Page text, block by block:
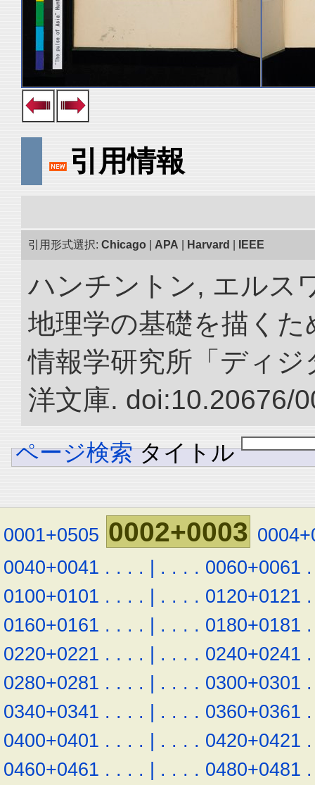
引用情報
引用形式選択: Chicago APA Harvard IEEE
ハンチントン, エルス
地理学の基礎を描くた
情報学研究所「ディ
洋文庫. doi:10.20676/
ページ検索 タイトル
0001+0505 0002+0003
0040+0041 . . . . | . . . . 0060+0061 .
0100+0101 . . . . | . . . . 0120+0121 .
0160+0161 . . . . | . . . . 0180+0181 .
0220+0221 . . . . | . . . . 0240+0241 .
0280+0281 . . . . | . . . . 0300+0301 .
0340+0341 . . . . | . . . . 0360+0361 .
0400+0401 . . . . | . . . . 0420+0421 .
0460+0461 . . . . | . . . . 0480+0481 .